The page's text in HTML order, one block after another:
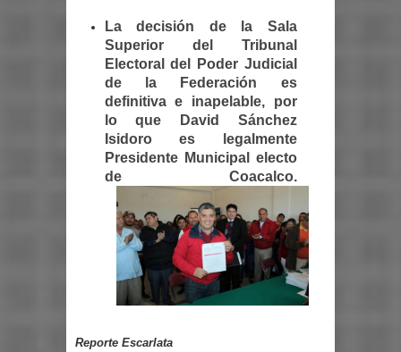
La decisión de la Sala
Superior del Tribunal
Electoral del Poder Judicial
de la Federación es
definitiva e inapelable, por
lo que David Sánchez
Isidoro es legalmente
Presidente Municipal electo
de Coacalco.
Reporte Escarlata